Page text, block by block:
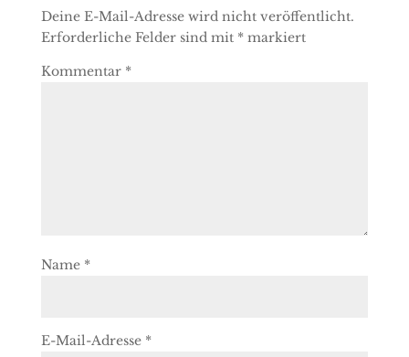
Deine E-Mail-Adresse wird nicht veröffentlicht.
Erforderliche Felder sind mit *markiert
Kommentar *
Name *
E-Mail-Adresse *